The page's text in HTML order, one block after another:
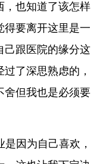
，也知道了该怎样
得要离开这里是一
己跟医院的缘分这
了深思熟虑的，
舍但我也是必须要
因为自己喜欢，